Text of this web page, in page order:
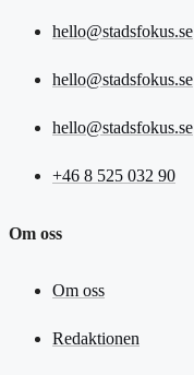
hello@stadsfokus.se
hello@stadsfokus.se
hello@stadsfokus.se
+46 8 525 032 90
Om oss
Om oss
Redaktionen